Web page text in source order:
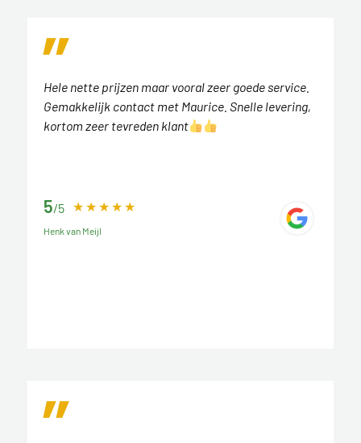
Hele nette prijzen maar vooral zeer goede service.
Gemakkelijk contact met Maurice. Snelle levering,
kortom zeer tevreden klant
5/5
Henk van Meijl